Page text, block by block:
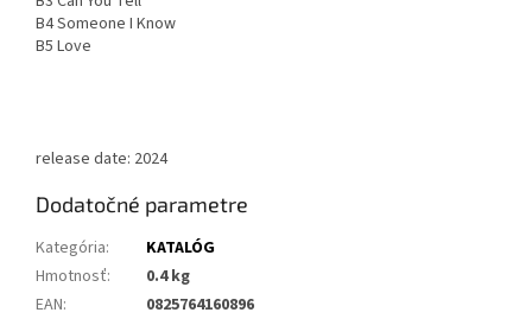
B4 Someone I Know
B5 Love
release date: 2024
Dodatočné parametre
Kategória:
KATALÓG
Hmotnosť:
0.4 kg
EAN:
0825764160896